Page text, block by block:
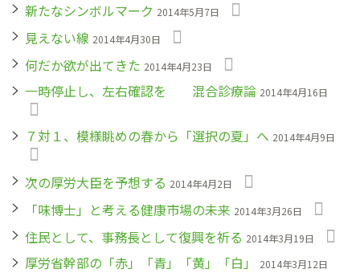
新たなシンボルマーク 2014年5月7日
見えない線 2014年4月30日
何だか欲が出てきた 2014年4月23日
一時停止し、左右確認を 混合診療論 2014年4月16日
７対１、模様眺めの春から「選択の夏」へ 2014年4月9日
次の厚労大臣を予想する 2014年4月2日
「味博士」と考える健康市場の未来 2014年3月26日
住民として、事務長として復興を祈る 2014年3月19日
厚労省幹部の「赤」「青」「黄」「白」 2014年3月12日